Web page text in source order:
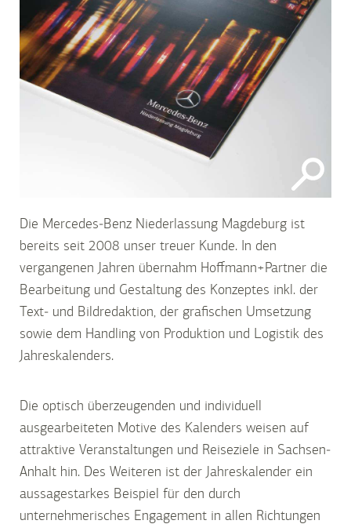
Die Mercedes-Benz Niederlassung Magdeburg ist
bereits seit 2008 unser treuer Kunde. In den
vergangenen Jahren übernahm Hoffmann+Partner die
Bearbeitung und Gestaltung des Konzeptes inkl. der
Text- und Bildredaktion, der grafischen Umsetzung
sowie dem Handling von Produktion und Logistik des
Jahreskalenders.
Die optisch überzeugenden und individuell
ausgearbeiteten Motive des Kalenders weisen auf
attraktive Veranstaltungen und Reiseziele in Sachsen-
Anhalt hin. Des Weiteren ist der Jahreskalender ein
aussagestarkes Beispiel für den durch
unternehmerisches Engagement in allen Richtungen